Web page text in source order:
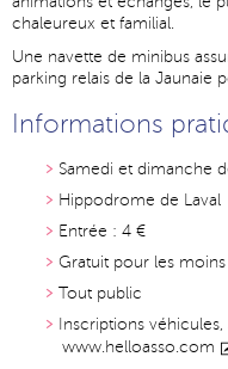
chaleureux et familial.
Une navette de minibus
parking relais de la Jaunaie
Informations
Samedi et dimanche
Hippodrome de Laval
Entrée : 4 €
Gratuit pour les moins
Tout public
Inscriptions
www.helloasso.com